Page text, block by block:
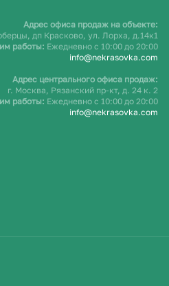
Адрес офиса продаж на объекте:
дп Красково, ул. Лорха, д.14к1
работы: Ежедневно c 10:00 до 20:00
info@nekrasovka.com
Адрес центрального офиса продаж:
г. Москва, Рязанский пр-кт, д. 24 к. 2
работы: Ежедневно c 10:00 до 20:00
info@nekrasovka.com